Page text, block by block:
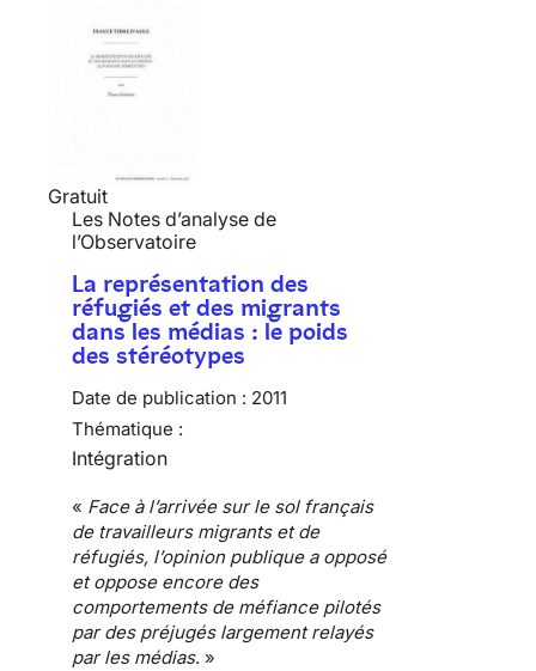
Gratuit
Les Notes d’analyse de
l’Observatoire
La représentation des
réfugiés et des migrants
dans les médias : le poids
des stéréotypes
Date de publication : 2011
Thématique :
Intégration
« Face à l’arrivée sur le sol français
de travailleurs migrants et de
réfugiés, l’opinion publique a opposé
et oppose encore des
comportements de méfiancepilotés
par des préjugéslargement relayés
par les médias. »